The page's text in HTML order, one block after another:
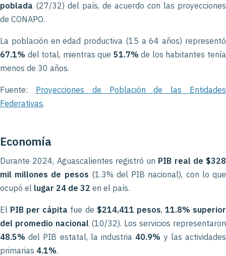
poblada (27/32) del país, de acuerdo con las proyecciones
de CONAPO.
La población en edad productiva (15 a 64 años) representó
67.1% del total, mientras que 51.7% de los habitantes tenía
menos de 30 años.
Fuente: Proyecciones de Población de las Entidades
Federativas.
Economía
Durante 2024, Aguascalientes registró un PIB real de $328
mil millones de pesos (1.3% del PIB nacional), con lo que
ocupó el lugar 24 de 32 en el país.
El PIB per cápita fue de $214,411 pesos, 11.8% superior
del promedio nacional (10/32). Los servicios representaron
48.5% del PIB estatal, la industria 40.9% y las actividades
primarias 4.1%.